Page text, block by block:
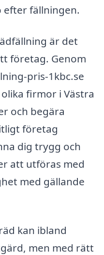
efter fällningen.
är det
företag. Genom
pris-1kbc.se
firmor i Västra
och begära
företag
dig trygg och
att utföras med
med gällande
kan ibland
men med rätt